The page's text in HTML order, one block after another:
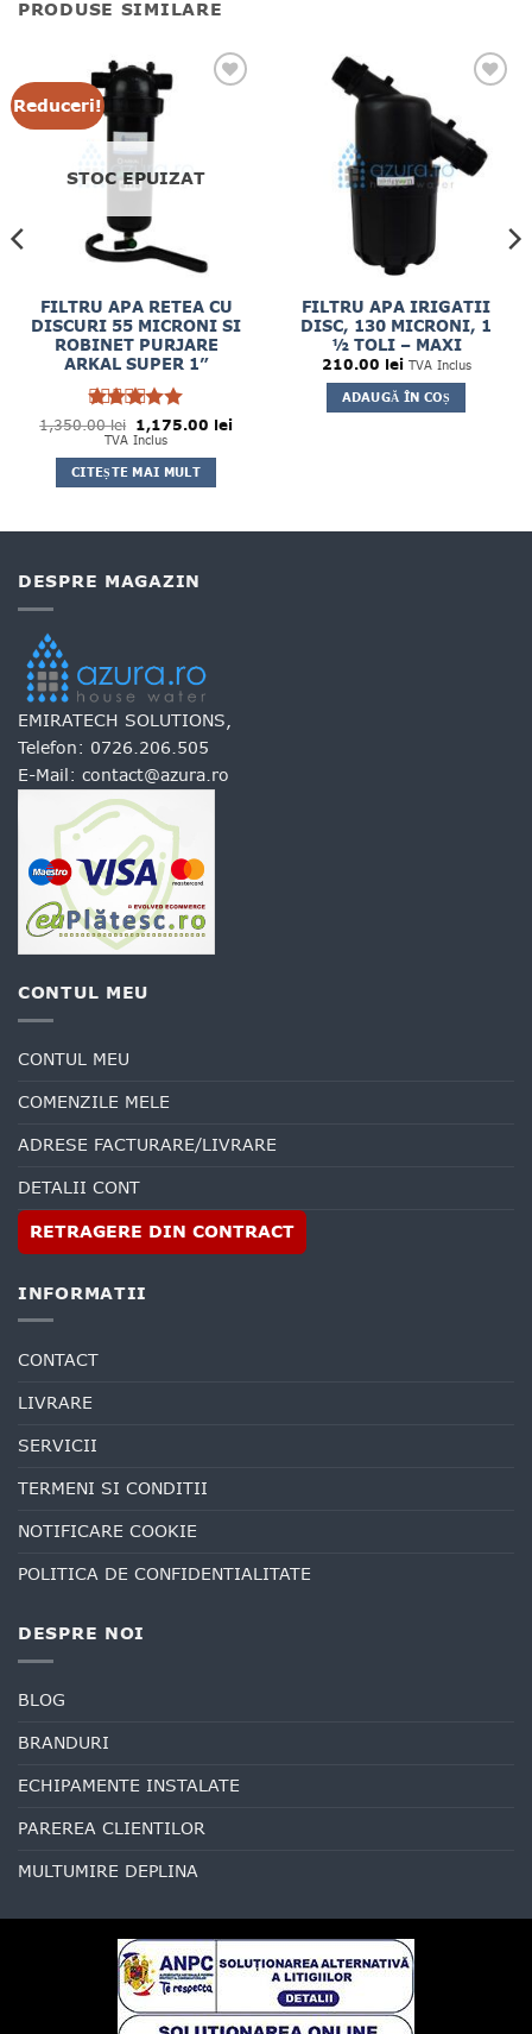
PRODUSE SIMILARE
Reduceri!
STOC EPUIZAT
FILTRU APA RETEA CU
DISCURI 55 MICRONI SI
ROBINET PURJARE
ARKAL SUPER 1”
Evaluat la
din 5
1,350.00lei Prețul
inițial
fost:
1,350.00 lei.
1,175.00 leiPrețul
TVA Inclus
CITEȘTE MAI MULT
FILTRU APA IRIGATII
DISC, 130 MICRONI, 1
½ TOLI – MAXI
210.00 lei TVA Inclus
ADAUGĂ ÎN COȘ
DESPRE MAGAZIN
EMIRATECH SOLUTIONS,
Telefon: 0726.206.505
E-Mail: contact@azura.ro
CONTUL MEU
CONTUL MEU
COMENZILE MELE
ADRESE FACTURARE/LIVRARE
DETALII CONT
RETRAGERE DIN CONTRACT
INFORMATII
CONTACT
LIVRARE
SERVICII
TERMENI SI CONDITII
NOTIFICARE COOKIE
POLITICA DE CONFIDENTIALITATE
DESPRE NOI
BLOG
BRANDURI
ECHIPAMENTE INSTALATE
PAREREA CLIENTILOR
MULTUMIRE DEPLINA